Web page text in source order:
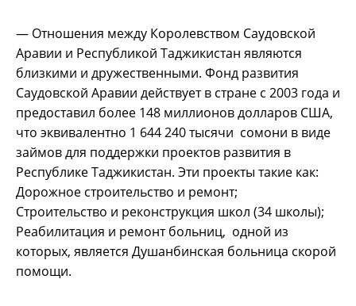
— Отношения между Королевством Саудовской
Аравии и Республикой Таджикистан являются
близкими и дружественными. Фонд развития
Саудовской Аравии действует в стране с 2003 года и
предоставил более 148 миллионов долларов США,
что эквивалентно 1 644 240 тысячи сомони в виде
займов для поддержки проектов развития в
Республике Таджикистан. Эти проекты такие как:
Дорожное строительство и ремонт;
Строительство и реконструкция школ (34 школы);
Реабилитация и ремонт больниц, одной из
которых, является Душанбинская больница скорой
помощи.